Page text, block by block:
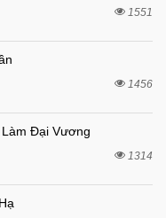
trước
trước
trước
1551
1456
Đại Vương
1314